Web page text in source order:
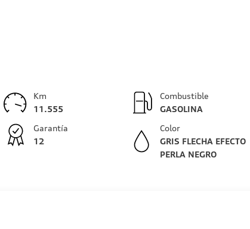
Km
11.555
Combustible
GASOLINA
Garantía
12
Color
GRIS FLECHA EFECTO
PERLA NEGRO